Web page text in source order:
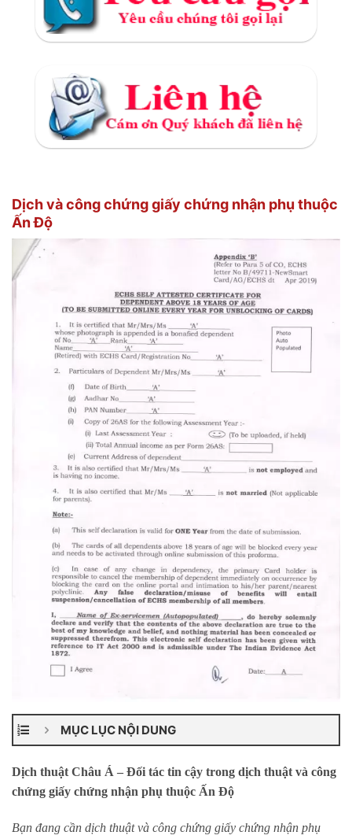
Dịch và công chứng giấy chứng nhận phụ thuộc
Ấn Độ
MỤC LỤC NỘI DUNG
Dịch thuật Châu Á – Đối tác tin cậy trong dịch thuật và công
chứng giấy chứng nhận phụ thuộc Ấn Độ
Bạn đang cần dịch thuật và công chứng giấy chứng nhận phụ